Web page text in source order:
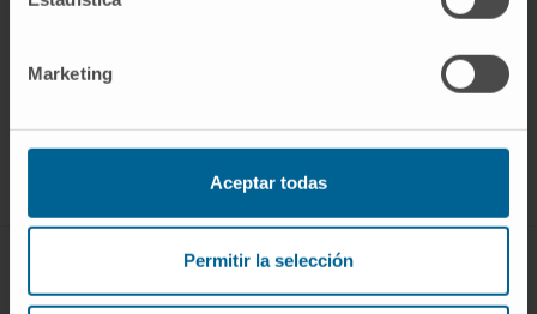
Marketing
Aceptar todas
Permitir la selección
CONOZCA EL CIMA